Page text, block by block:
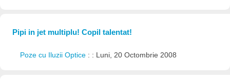
Pipi in jet multiplu! Copil talentat!
Poze cu Iluzii Optice : : Luni, 20 Octombrie 2008